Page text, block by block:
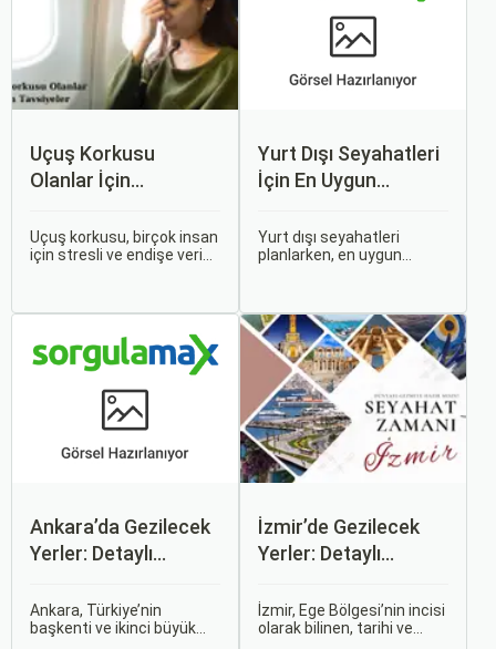
Uçuş Korkusu
Olanlar İçin
Uçuş korkusu, birçok insan
için stresli ve endişe verici
için büyük bir sorun teşkil
edebilir.
Yurt Dışı Seyahatleri
İçin En Uygun
Yurt dışı seyahatleri
planlarken, en uygun
daha keyifli bir tatil
geçirmenizi sağlar. Bu
yazıda, mevsimsel
değişiklikleri, özel tatil
günlerini ve Sorgulamax.
Ankara’da Gezilecek
Yerler: Detaylı
Ankara, Türkiye’nin
başkenti ve ikinci büyük
İzmir’de Gezilecek
Yerler: Detaylı
İzmir, Ege Bölgesi’nin incisi
olarak bilinen, tarihi ve